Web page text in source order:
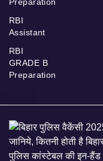
Preparation
RBI
Assistant
RBI
GRADE B
Preparation